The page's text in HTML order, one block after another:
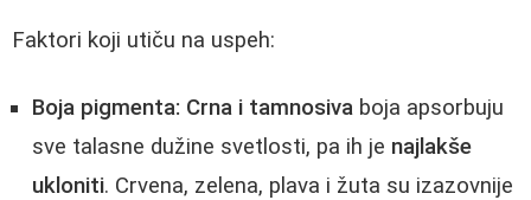
Faktori koji utiču na uspeh:
Boja pigmenta: Crna i tamnosiva boja apsorbuju
sve talasne dužine svetlosti, pa ih je najlakše
ukloniti. Crvena, zelena, plava i žuta su izazovnije